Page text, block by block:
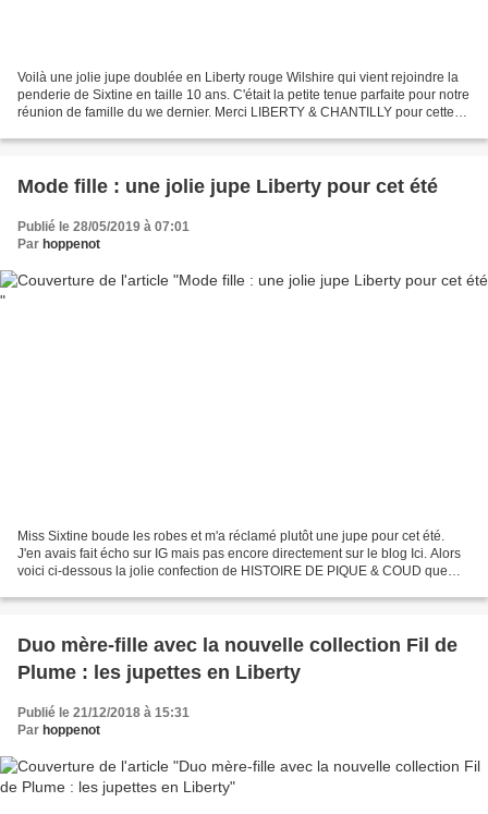
Voilà une jolie jupe doublée en Liberty rouge Wilshire qui vient rejoindre la
penderie de Sixtine en taille 10 ans. C'était la petite tenue parfaite pour notre
réunion de famille du we dernier. Merci LIBERTY & CHANTILLY pour cette
Mode fille : une jolie jupe Liberty pour cet été
Publié le 28/05/2019 à 07:01
Par hoppenot
Miss Sixtine boude les robes et m'a réclamé plutôt une jupe pour cet été.
J'en avais fait écho sur IG mais pas encore directement sur le blog Ici. Alors
voici ci-dessous la jolie confection de HISTOIRE DE PIQUE & COUD que
Duo mère-fille avec la nouvelle collection Fil de
Plume : les jupettes en Liberty
Publié le 21/12/2018 à 15:31
Par hoppenot